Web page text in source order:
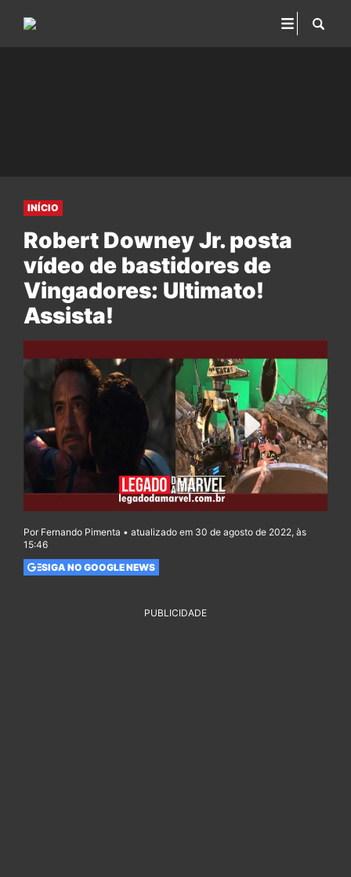
INÍCIO
Robert Downey Jr. posta
vídeo de bastidores de
Vingadores: Ultimato!
Assista!
Por Fernando Pimenta • atualizado em 30 de agosto de 2022, às
15:46
SIGA NO GOOGLE NEWS
PUBLICIDADE